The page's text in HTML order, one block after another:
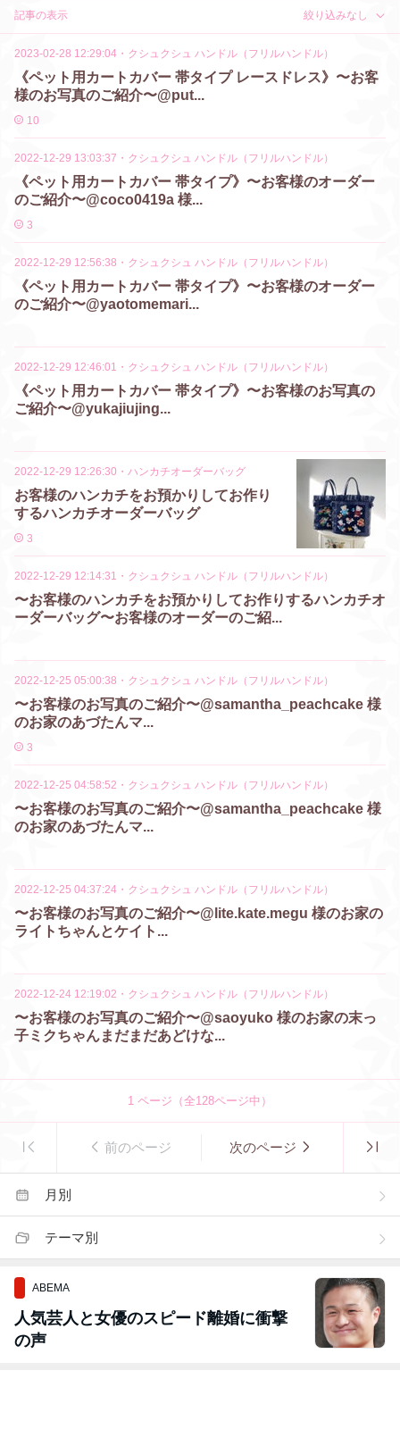
記事の表示 絞り込みなし
2023-02-28 12:29:04 ・ クシュクシュ ハンドル（フリルハンドル）
《ペット用カートカバー 帯タイプ レースドレス》〜お客
様のお写真のご紹介〜@put...
10
2022-12-29 13:03:37 ・ クシュクシュ ハンドル（フリルハンドル）
《ペット用カートカバー 帯タイプ》〜お客様のオーダー
のご紹介〜@coco0419a 様...
3
2022-12-29 12:56:38 ・ クシュクシュ ハンドル（フリルハンドル）
《ペット用カートカバー 帯タイプ》〜お客様のオーダー
のご紹介〜@yaotomemari...
2022-12-29 12:46:01 ・ クシュクシュ ハンドル（フリルハンドル）
《ペット用カートカバー 帯タイプ》〜お客様のお写真の
ご紹介〜@yukajiujing...
2022-12-29 12:26:30 ・ ハンカチオーダーバッグ
お客様のハンカチをお預かりしてお作り
するハンカチオーダーバッグ
3
2022-12-29 12:14:31 ・ クシュクシュ ハンドル（フリルハンドル）
〜お客様のハンカチをお預かりしてお作りするハンカチオ
ーダーバッグ〜お客様のオーダーのご紹...
2022-12-25 05:00:38 ・ クシュクシュ ハンドル（フリルハンドル）
〜お客様のお写真のご紹介〜@samantha_peachcake 様
のお家のあづたんマ...
3
2022-12-25 04:58:52 ・ クシュクシュ ハンドル（フリルハンドル）
〜お客様のお写真のご紹介〜@samantha_peachcake 様
のお家のあづたんマ...
2022-12-25 04:37:24 ・ クシュクシュ ハンドル（フリルハンドル）
〜お客様のお写真のご紹介〜@lite.kate.megu 様のお家の
ライトちゃんとケイト...
2022-12-24 12:19:02 ・ クシュクシュ ハンドル（フリルハンドル）
〜お客様のお写真のご紹介〜@saoyuko 様のお家の末っ
子ミクちゃんまだまだあどけな...
1 ページ（全128ページ中）
前のページ 次のページ
月別
テーマ別
ABEMA
人気芸人と女優のスピード離婚に衝撃
の声